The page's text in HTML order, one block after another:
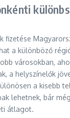
fizetése
a különböző
városokban,
a helyszínelők
a kisebb
lehetnek, bár
átlagot.